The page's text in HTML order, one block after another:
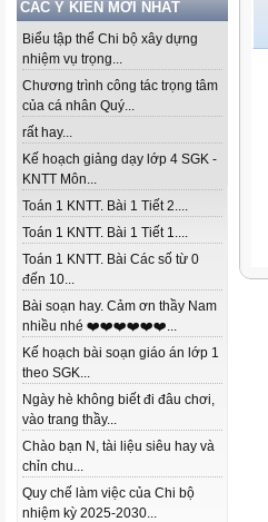
CÁC Ý KIẾN MỚI NHẤT
Biểu tập thể Chi bộ xây dựng
nhiệm vụ trọng...
Chương trình công tác trọng tâm
của cá nhân Quý...
rất hay...
Kế hoạch giảng dạy lớp 4 SGK -
KNTT Môn...
Toán 1 KNTT. Bài 1 Tiết 2....
Toán 1 KNTT. Bài 1 Tiết 1....
Toán 1 KNTT. Bài Các số từ 0
đến 10...
Bài soạn hay. Cảm ơn thầy Nam
nhiều nhé ❤️❤️❤️❤️❤️❤️...
Kế hoạch bài soạn giáo án lớp 1
theo SGK...
Ngày hè không biết đi đâu chơi,
vào trang thầy...
Chào bạn N, tài liệu siêu hay và
chỉn chu...
Quy chế làm việc của Chi bộ
nhiệm kỳ 2025-2030...